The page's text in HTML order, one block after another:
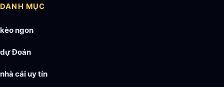
DANH MỤC
kèo ngon
dự Đoán
nhà cái uy tín